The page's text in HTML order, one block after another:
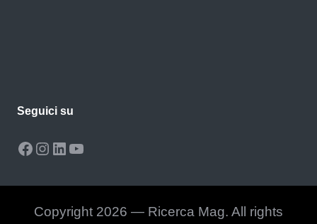
Seguici su
Facebook
Instagram
LinkedIn
YouTube
Copyright 2026 — Ricerca Mag. All rights